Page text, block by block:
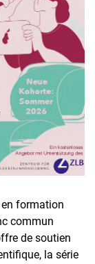
formation
commun
de soutien
la série